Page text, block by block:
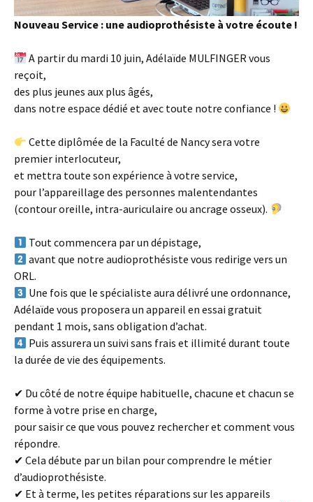
Nouveau Service : une audioprothésiste à votre écoute !
A partir du mardi 10 juin, Adélaïde MULFINGER vous
reçoit,
des plus jeunes aux plus âgés,
dans notre espace dédié et avec toute notre confiance !
Cette diplômée de la Faculté de Nancy sera votre
premier interlocuteur,
et mettra toute son expérience à votre service,
pour l’appareillage des personnes malentendantes
(contour oreille, intra-auriculaire ou ancrage osseux).
Tout commencera par un dépistage,
avant que notre audioprothésiste vous redirige vers un
ORL.
Une fois que le spécialiste aura délivré une ordonnance,
Adélaïde vous proposera un appareil en essai gratuit
pendant 1 mois, sans obligation d’achat.
Puis assurera un suivi sans frais et illimité durant toute
la durée de vie des équipements.
✔ Du côté de notre équipe habituelle, chacune et chacun se
forme à votre prise en charge,
pour saisir ce que vous pouvez rechercher et comment vous
répondre.
✔ Cela débute par un bilan pour comprendre le métier
d’audioprothésiste.
✔ Et à terme, les petites réparations sur les appareils